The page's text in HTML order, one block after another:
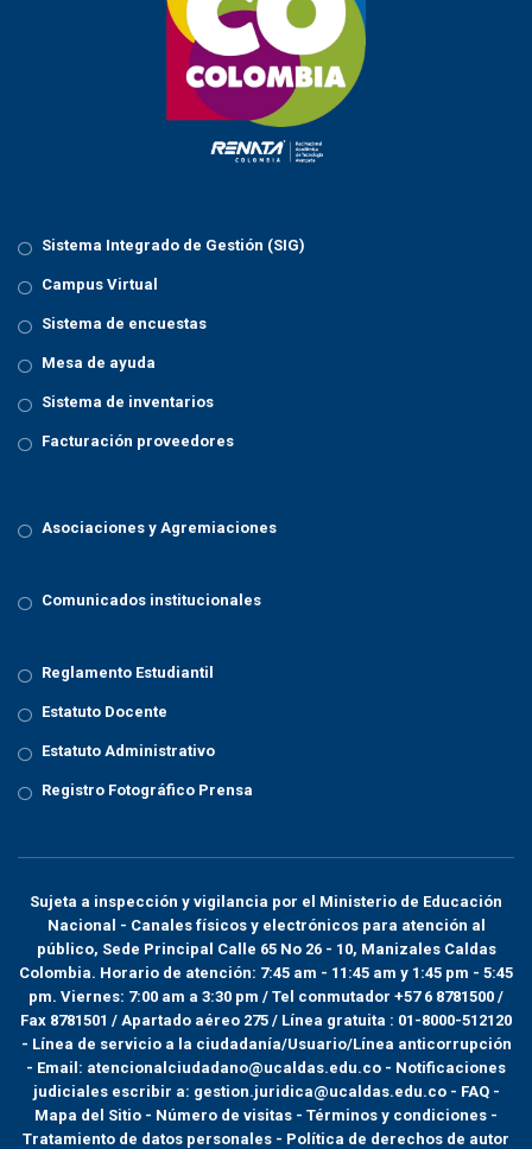
Sistema Integrado de Gestión (SIG)
Campus Virtual
Sistema de encuestas
Mesa de ayuda
Sistema de inventarios
Facturación proveedores
Asociaciones y Agremiaciones
Comunicados institucionales
Reglamento Estudiantil
Estatuto Docente
Estatuto Administrativo
Registro Fotográfico Prensa
Sujeta a inspección y vigilancia por el Ministerio de Educación
Nacional - Canales físicos y electrónicos para atención al
público, Sede Principal Calle 65 No 26 - 10, Manizales Caldas
Colombia. Horario de atención: 7:45 am - 11:45 am y 1:45 pm - 5:45
pm. Viernes: 7:00 am a 3:30 pm / Tel conmutador +57 6 8781500 /
Fax 8781501 / Apartado aéreo 275 / Línea gratuita : 01-8000-512120
- Línea de servicio a la ciudadanía/Usuario/Línea anticorrupción
- Email: atencionalciudadano@ucaldas.edu.co - Notificaciones
judiciales escribir a: gestion.juridica@ucaldas.edu.co - FAQ -
Mapa del Sitio - Número de visitas - Términos y condiciones -
Tratamiento de datos personales - Política de derechos de autor